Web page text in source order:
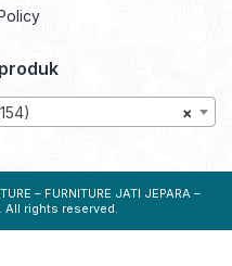
×
– FURNITURE JATI JEPARA –
. All rights reserved.